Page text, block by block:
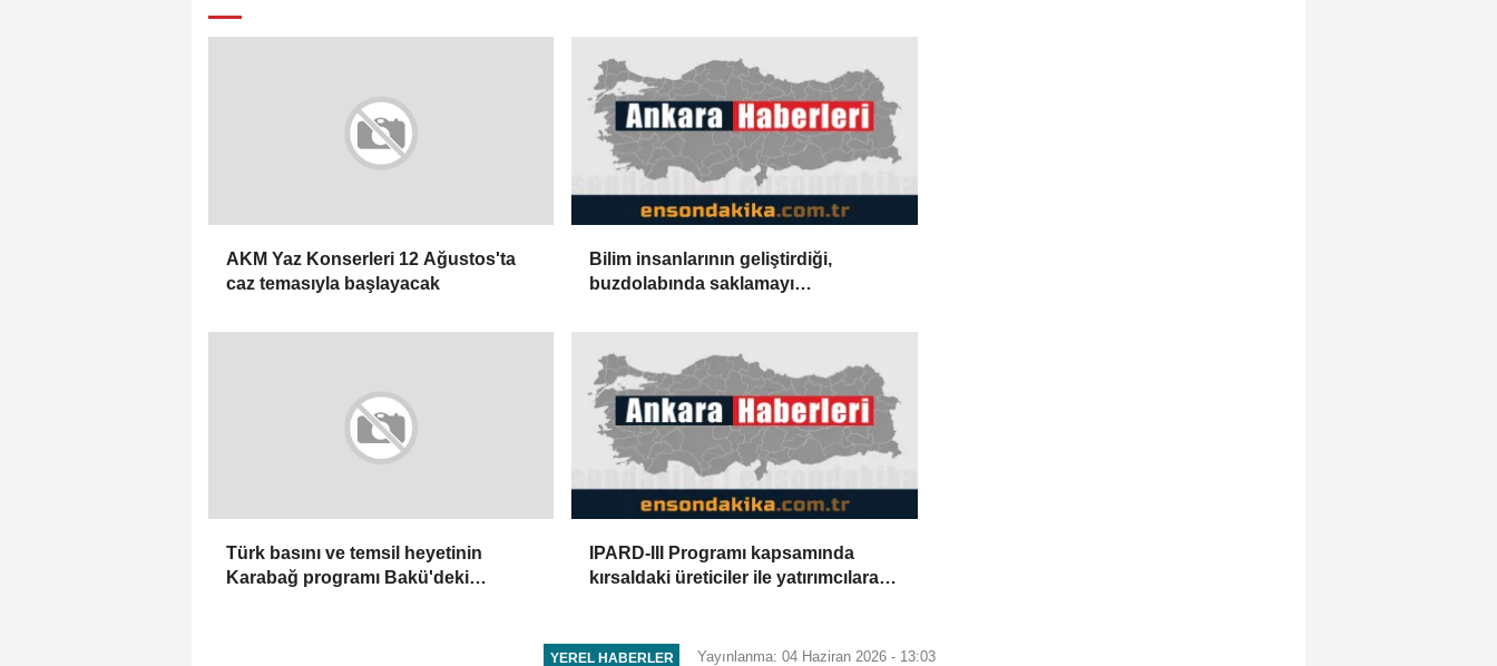
AKM Yaz Konserleri 12 Ağustos'ta
caz temasıyla başlayacak
Bilim insanlarının geliştirdiği,
buzdolabında saklamayı
önleyebilir
Türk basını ve temsil heyetinin
Karabağ programı Bakü'deki
IPARD-III Programı kapsamında
kırsaldaki üreticiler ile yatırımcılara
YEREL HABERLER Yayınlanma: 04 Haziran 2026 - 13:03